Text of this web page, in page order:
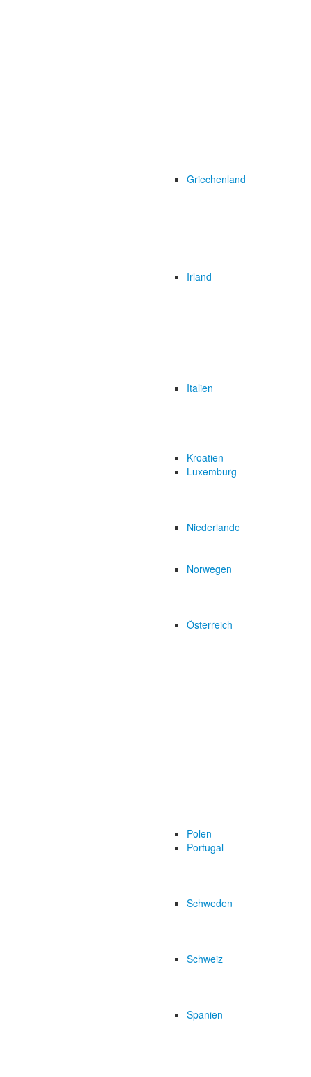
Griechenland
Irland
Italien
Kroatien
Luxemburg
Niederlande
Norwegen
Österreich
Polen
Portugal
Schweden
Schweiz
Spanien